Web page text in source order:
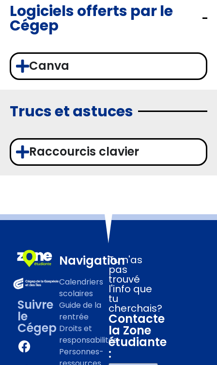
Logiciels offerts par le
Cégep
Canva
Trucs et astuces
Raccourcis clavier
Suivre
le
Cégep
Navigation
Calendriers
scolaires
Guide de la
rentrée
Droits et
responsabilités
Personnes-
Tu n'as
pas
trouvé
l'info que
tu
cherchais?
Contacte
la Zone
étudiante
: